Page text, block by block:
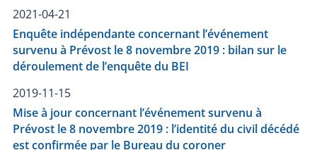
2021-04-21
Enquête indépendante concernant l’événement
survenu à Prévost le 8 novembre 2019 : bilan sur le
déroulement de l’enquête du BEI
2019-11-15
Mise à jour concernant l’événement survenu à
Prévost le 8 novembre 2019 : l’identité du civil décédé
est confirmée par le Bureau du coroner